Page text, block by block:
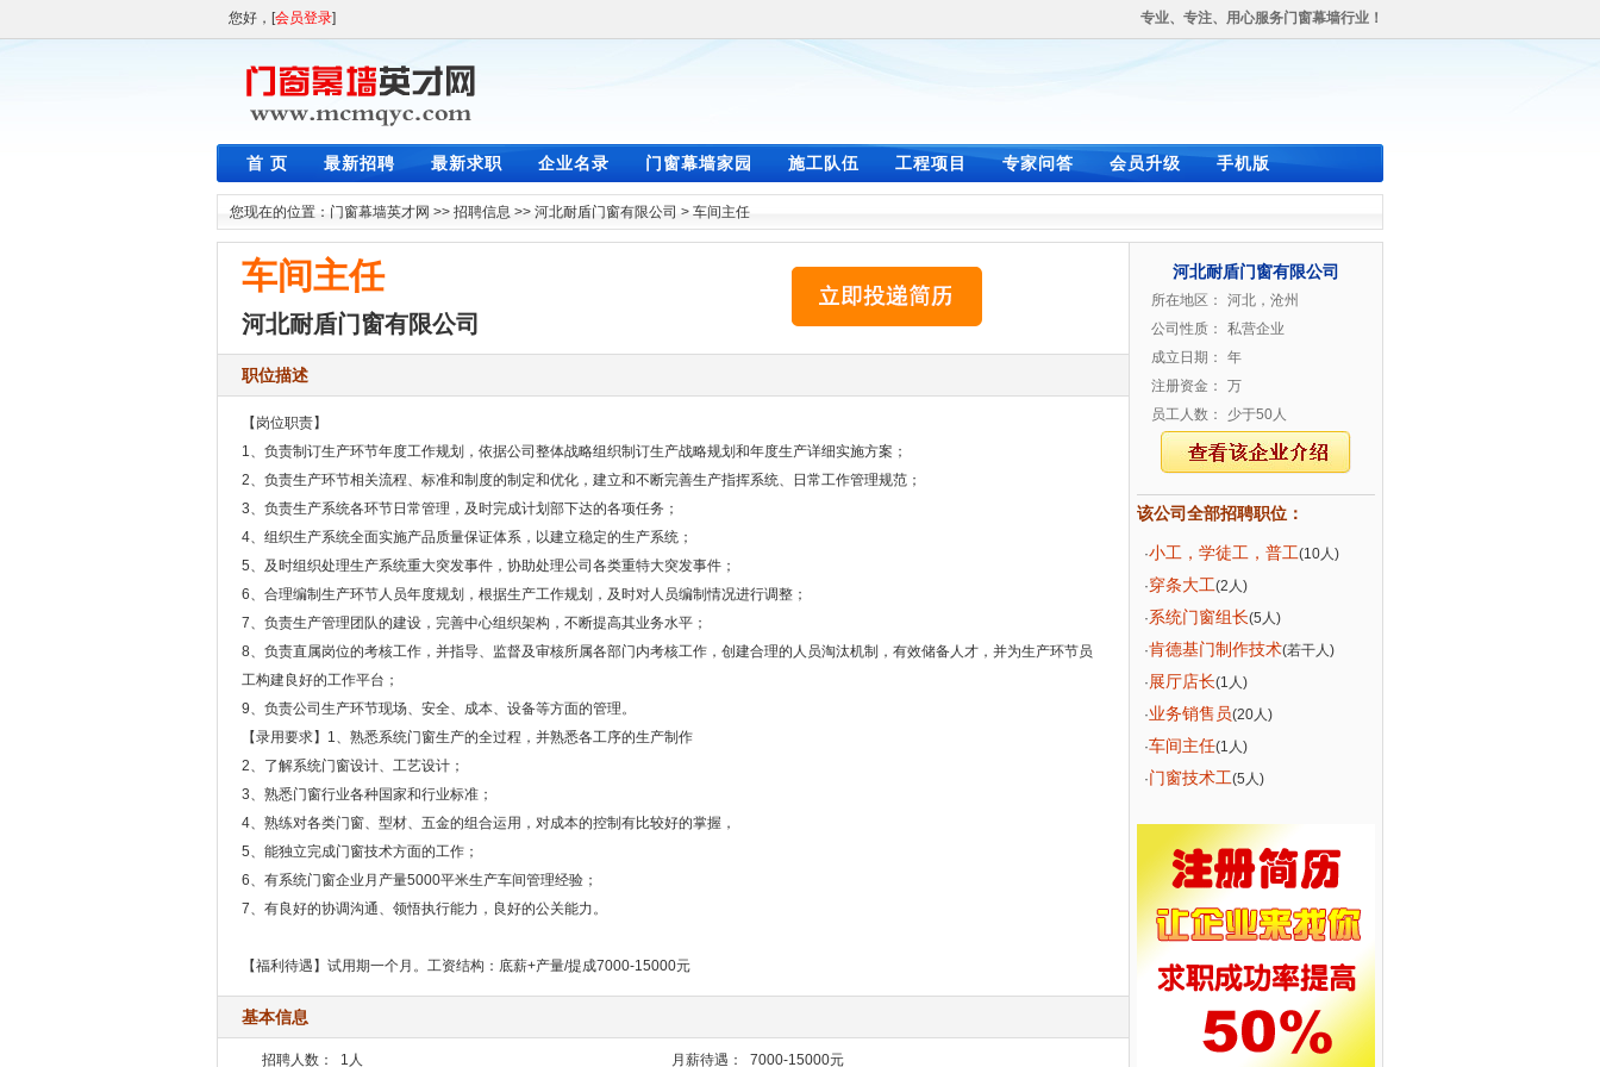
您好，[会员登录] 专业、专注、用心服务门窗幕墙行业！
首 页 最新招聘 最新求职 企业名录 门窗幕墙家园 施工队伍 工程项目 专家问答 会员升级 手机版
您现在的位置： 门窗幕墙英才网 >> 招聘信息 >> 河北耐盾门窗有限公司 > 车间主任
车间主任
河北耐盾门窗有限公司
职位描述
【岗位职责】
1、负责制订生产环节年度工作规划，依据公司整体战略组织制订生产战略规划和年度生产详细实施方案；
2、负责生产环节相关流程、标准和制度的制定和优化，建立和不断完善生产指挥系统、日常工作管理规范；
3、负责生产系统各环节日常管理，及时完成计划部下达的各项任务；
4、组织生产系统全面实施产品质量保证体系，以建立稳定的生产系统；
5、及时组织处理生产系统重大突发事件，协助处理公司各类重特大突发事件；
6、合理编制生产环节人员年度规划，根据生产工作规划，及时对人员编制情况进行调整；
7、负责生产管理团队的建设，完善中心组织架构，不断提高其业务水平；
8、负责直属岗位的考核工作，并指导、监督及审核所属各部门内考核工作，创建合理的人员淘汰机制，有效储备人才，并为生产环节员
工构建良好的工作平台；
9、负责公司生产环节现场、安全、成本、设备等方面的管理。
【录用要求】1、熟悉系统门窗生产的全过程，并熟悉各工序的生产制作
2、了解系统门窗设计、工艺设计；
3、熟悉门窗行业各种国家和行业标准；
4、熟练对各类门窗、型材、五金的组合运用，对成本的控制有比较好的掌握，
5、能独立完成门窗技术方面的工作；
6、有系统门窗企业月产量5000平米生产车间管理经验；
7、有良好的协调沟通、领悟执行能力，良好的公关能力。
【福利待遇】试用期一个月。工资结构：底薪+产量/提成7000-15000元
基本信息
招聘人数： 1人 月薪待遇： 7000-15000元
河北耐盾门窗有限公司
所在地区：
河北，沧州
公司性质：
私营企业
成立日期：
年
注册资金：
万
员工人数：
少于50人
该公司全部招聘职位：
·小工，学徒工，普工(10人)
·穿条大工(2人)
·系统门窗组长(5人)
·肯德基门制作技术(若干人)
· 展厅店长(1人)
·业务销售员(20人)
·车间主任(1人)
·门窗技术工(5人)